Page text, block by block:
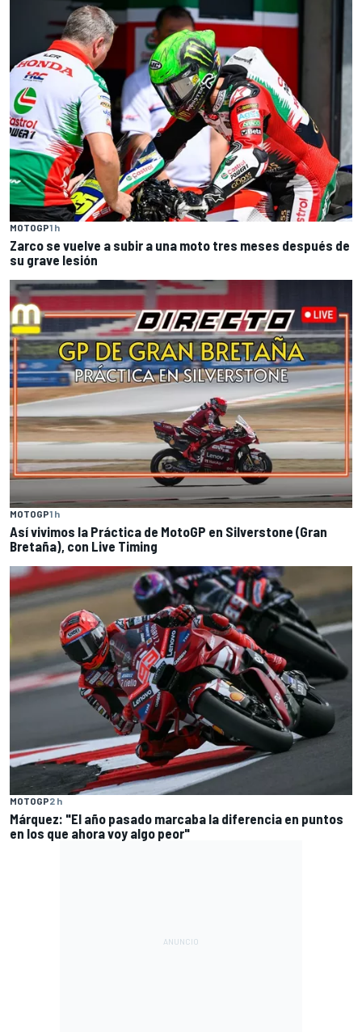
MOTOGP1 h
Zarco se vuelve a subir a una moto tres meses después de
su grave lesión
MOTOGP1 h
Así vivimos la Práctica de MotoGP en Silverstone (Gran
Bretaña), con Live Timing
MOTOGP2 h
Márquez: "El año pasado marcaba la diferencia en puntos
en los que ahora voy algo peor"